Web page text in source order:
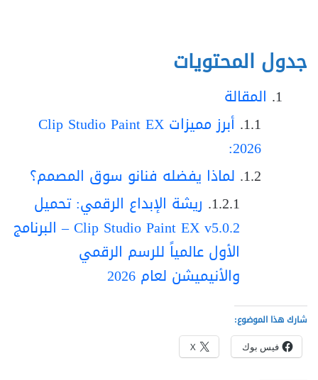
جدول المحتويات
المقالة
أبرز مميزات Clip Studio Paint EX
2026:
لماذا يفضله فنانو سوق المصمم؟
ريشة الإبداع الرقمي: تحميل
Clip Studio Paint EX v5.0.2 – البرنامج
الأول عالمياً للرسم الرقمي
والأنيميشن لعام 2026
شارك هذا الموضوع:
فيس بوك X